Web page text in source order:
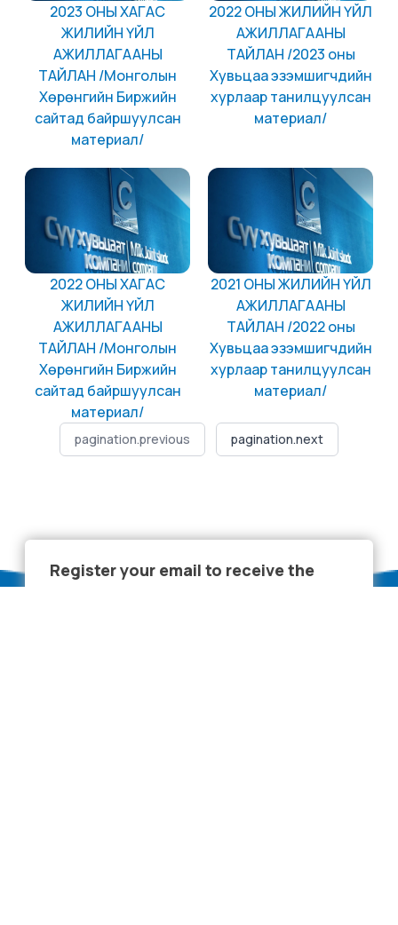
2023 ОНЫ ХАГАС
ЖИЛИЙН ҮЙЛ
АЖИЛЛАГААНЫ
ТАЙЛАН /Монголын
Хөрөнгийн Биржийн
сайтад байршуулсан
материал/
2022 ОНЫ ЖИЛИЙН ҮЙЛ
АЖИЛЛАГААНЫ
ТАЙЛАН /2023 оны
Хувьцаа эзэмшигчдийн
хурлаар танилцуулсан
материал/
2022 ОНЫ ХАГАС
ЖИЛИЙН ҮЙЛ
АЖИЛЛАГААНЫ
ТАЙЛАН /Монголын
Хөрөнгийн Биржийн
сайтад байршуулсан
материал/
2021 ОНЫ ЖИЛИЙН ҮЙЛ
АЖИЛЛАГААНЫ
ТАЙЛАН /2022 оны
Хувьцаа эзэмшигчдийн
хурлаар танилцуулсан
материал/
pagination.previous pagination.next
Register your email to receive the